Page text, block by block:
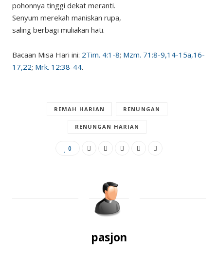
pohonnya tinggi dekat meranti.
Senyum merekah maniskan rupa,
saling berbagi muliakan hati.
Bacaan Misa Hari ini: 2Tim. 4:1-8; Mzm. 71:8-9,14-15a,16-
17,22; Mrk. 12:38-44.
REMAH HARIAN RENUNGAN
RENUNGAN HARIAN
0
pasjon